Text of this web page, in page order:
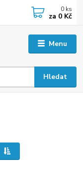
Menu
Hledat
0 ks
za 0 Kč